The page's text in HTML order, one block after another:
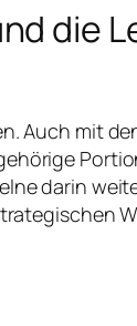
die
Auch mit
darin